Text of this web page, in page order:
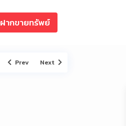
ฝากขายทรัพย์
Prev Next